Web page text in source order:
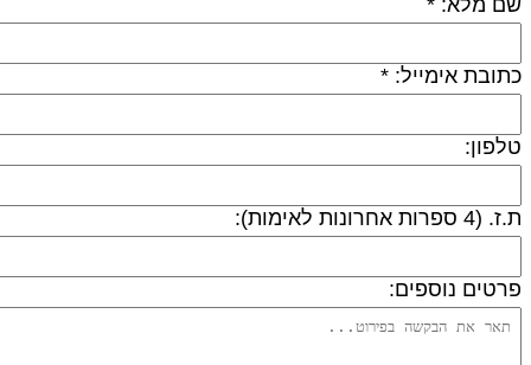
אימייל: *
ספרות אחרונות לאימות):
נוספים: